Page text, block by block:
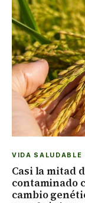
VIDA SALUDABLE
Casi la mitad
contaminado
cambio